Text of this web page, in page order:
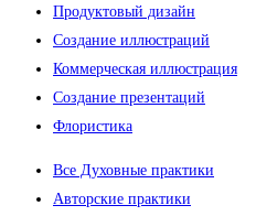
Продуктовый дизайн
Создание иллюстраций
Коммерческая иллюстрация
Создание презентаций
Флористика
Все Духовные практики
Авторские практики